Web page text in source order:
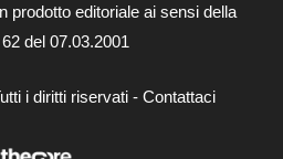
prodotto editoriale ai sensi della
del 07.03.2001
i diritti riservati - Contattaci